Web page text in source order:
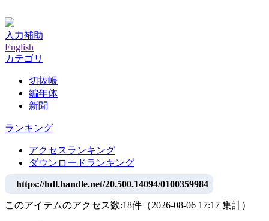
入力補助
English
カテゴリ
切抜帳
編年体
新聞
ランキング
アクセスランキング
ダウンロードランキング
https://hdl.handle.net/20.500.14094/0100359984
このアイテムのアクセス数:18件 （2026-08-06 17:17 集計）